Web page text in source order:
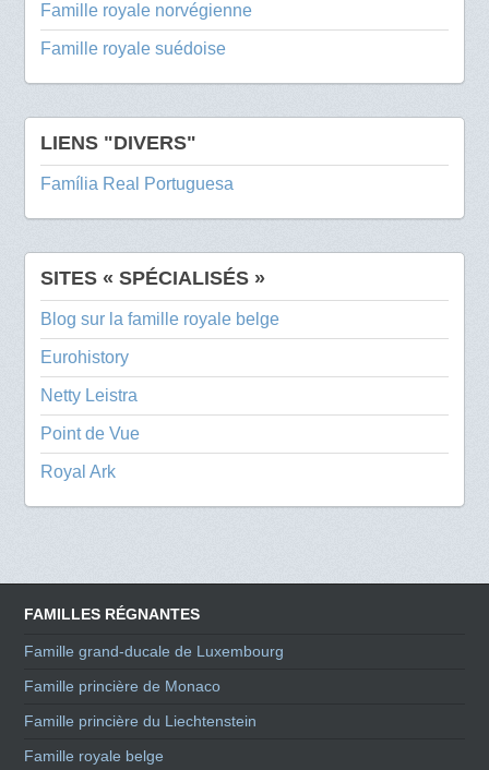
Famille royale norvégienne
Famille royale suédoise
LIENS "DIVERS"
Família Real Portuguesa
SITES « SPÉCIALISÉS »
Blog sur la famille royale belge
Eurohistory
Netty Leistra
Point de Vue
Royal Ark
FAMILLES RÉGNANTES
Famille grand-ducale de Luxembourg
Famille princière de Monaco
Famille princière du Liechtenstein
Famille royale belge